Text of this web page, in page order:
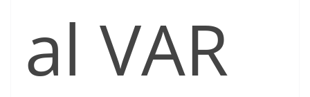
al VAR